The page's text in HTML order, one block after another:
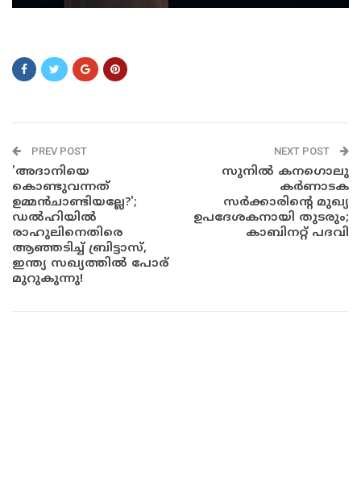
PREV POST
'അദാനിയെ
കൊണ്ടുവന്നത്
ഉമ്മൻചാണ്ടിയല്ലേ?';
ഡൽഹിയിൽ
രാഹുലിനെതിരെ
ആഞ്ഞടിച്ച് ബ്രിട്ടാസ്,
ഇന്ത്യ സഖ്യത്തിൽ പോര്
മുറുകുന്നു!
NEXT POST
സുനിൽ കനഗൊലു
കർണാടക
സർക്കാരിന്റെ മുഖ്യ
ഉപദേശകനായി തുടരും;
കാബിനറ്റ് പദവി